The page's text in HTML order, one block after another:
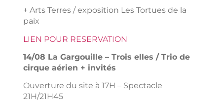
+ Arts Terres / exposition Les Tortues de la
paix
LIEN POUR RESERVATION
14/08 La Gargouille – Trois elles / Trio de
cirque aérien + invités
Ouverture du site à 17H – Spectacle
21H/21H45